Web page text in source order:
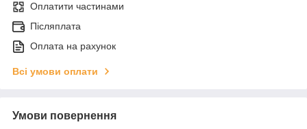
Оплатити частинами
Післяплата
Оплата на рахунок
Всі умови оплати
Умови повернення